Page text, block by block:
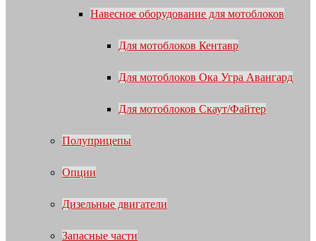
Навесное оборудование для мотоблоков
Для мотоблоков Кентавр
Для мотоблоков Ока Угра Авангард
Для мотоблоков Скаут/Файтер
Полуприцепы
Опции
Дизельные двигатели
Запасные части